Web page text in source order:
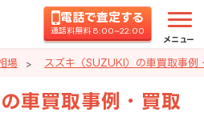
電話で査定する
通話料無料 8:00~22:00
メニュー
場 スズキ（SUZUKI）の車買取事例
車買取事例・買取